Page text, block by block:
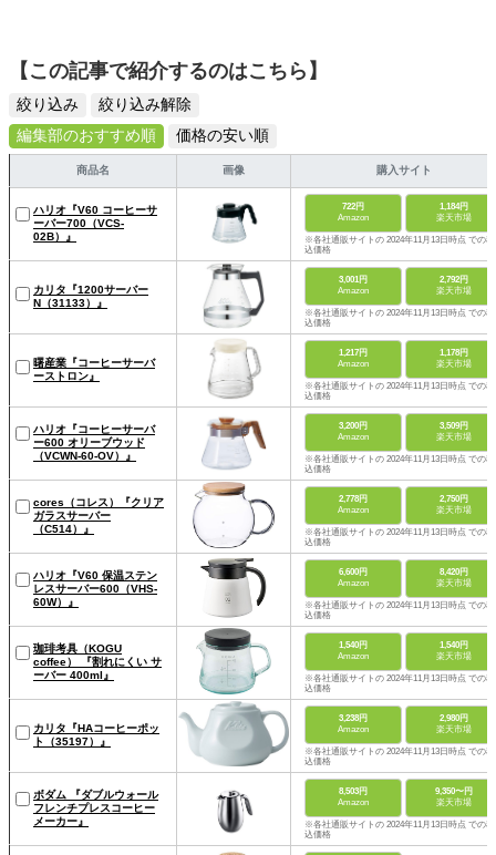
【この記事で紹介するのはこちら】
絞り込み
絞り込み解除
編集部のおすすめ順
価格の安い順
商品名 画像 購入サイト
ハリオ『V60 コーヒーサ
ーバー700（VCS-
02B）』
722円
Amazon
1,184円
楽天市場
※各社通販サイトの 2024年11月13日時点 での税
込価格
カリタ『1200サーバー
N（31133）』
3,001円
Amazon
2,792円
楽天市場
※各社通販サイトの 2024年11月13日時点 での税
込価格
曙産業『コーヒーサーバ
ーストロン』
1,217円
Amazon
1,178円
楽天市場
※各社通販サイトの 2024年11月13日時点 での税
込価格
ハリオ『コーヒーサーバ
ー600 オリーブウッド
（VCWN-60-OV）』
3,200円
Amazon
3,509円
楽天市場
※各社通販サイトの 2024年11月13日時点 での税
込価格
cores（コレス）『クリア
ガラスサーバー
（C514）』
2,778円
Amazon
2,750円
楽天市場
※各社通販サイトの 2024年11月13日時点 での税
込価格
ハリオ『V60 保温ステン
レスサーバー600（VHS-
60W）』
6,600円
Amazon
8,420円
楽天市場
※各社通販サイトの 2024年11月13日時点 での税
込価格
珈琲考具（KOGU
coffee） 『割れにくい サ
ーバー 400ml』
1,540円
Amazon
1,540円
楽天市場
※各社通販サイトの 2024年11月13日時点 での税
込価格
カリタ『HAコーヒーポッ
ト（35197）』
3,238円
Amazon
2,980円
楽天市場
※各社通販サイトの 2024年11月13日時点 での税
込価格
ボダム 『ダブルウォール
フレンチプレスコーヒー
メーカー』
8,503円
Amazon
9,350〜円
楽天市場
※各社通販サイトの 2024年11月13日時点 での税
込価格